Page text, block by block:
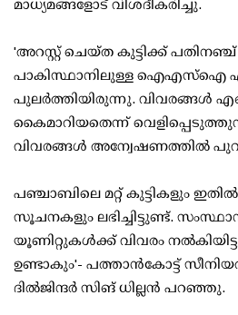
മാധ്യമങ്ങളോട് വിശദീകരിച്ചു.
'അറസ്റ്റ് ചെയ്ത കുട്ടിക്ക്
പാകിസ്ഥാനിലുള്ള ഐഎസ്ഐ
പുലര്‍ത്തിയിരുന്നു. വിവരങ്ങള്‍
കൈമാറിയതെന്ന്
വിവരങ്ങള്‍ അന്വേഷണത്തില്‍
പഞ്ചാബിലെ മറ്റ് കുട്ടികളും ഇതില്‍
സൂചനകളും ലഭിച്ചിട്ടുണ്ട്.
യൂണിറ്റുകള്‍ക്ക് വിവരം
ഉണ്ടാകും'- പത്താന്‍കോട്ട്
ദില്‍ജിന്ദര്‍ സിങ് ധില്ലന്‍ പറഞ്ഞു.